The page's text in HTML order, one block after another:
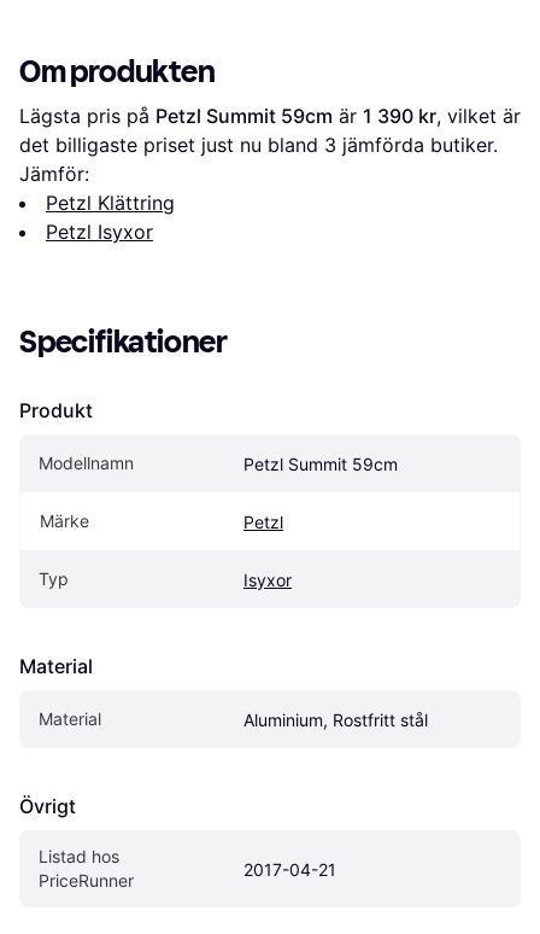
Om produkten
Lägsta pris på Petzl Summit 59cm är 1 390 kr, vilket är
det billigaste priset just nu bland 3 jämförda butiker.
Jämför:
Petzl Klättring
Petzl Isyxor
Specifikationer
Produkt
Modellnamn Petzl Summit 59cm
Märke Petzl
Typ Isyxor
Material
Material Aluminium, Rostfritt stål
Övrigt
Listad hos
PriceRunner
2017-04-21